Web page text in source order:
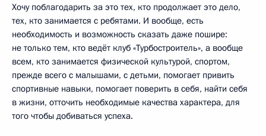
Хочу поблагодарить за это тех, кто продолжает это дело,
тех, кто занимается с ребятами. И вообще, есть
необходимость и возможность сказать даже пошире:
не только тем, кто ведёт клуб «Турбостроитель», а вообще
всем, кто занимается физической культурой, спортом,
прежде всего с малышами, с детьми, помогает привить
спортивные навыки, помогает поверить в себя, найти себя
в жизни, отточить необходимые качества характера, для
того чтобы добиваться успеха.